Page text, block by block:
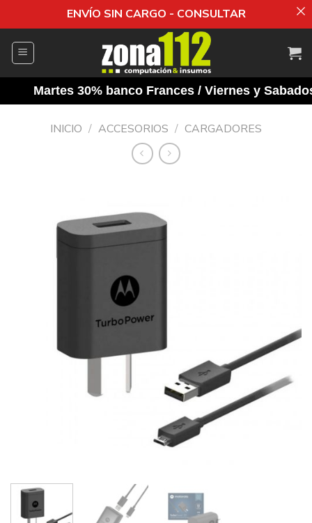
ENVÍO SIN CARGO - CONSULTAR
Martes 30% banco Frances / Viernes y
INICIO / ACCESORIOS / CARGADORES